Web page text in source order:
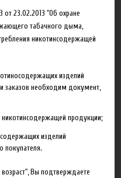
23.02.2013 "Об охране
табачного дыма,
никотинсодержащей
изделий
заказов необходим документ,
продукции;
изделий
покупателя.
Вы подтверждаете